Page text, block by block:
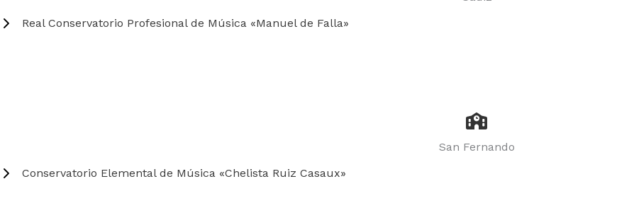
Real Conservatorio Profesional de Música «Manuel de Falla»
San Fernando
Conservatorio Elemental de Música «Chelista Ruiz Casaux»